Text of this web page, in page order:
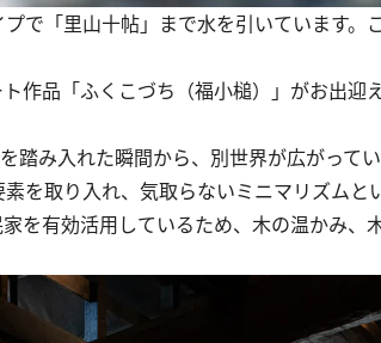
で「里山十帖」まで水を引いています。
作品「ふくこづち（福小槌）」がお出迎
み入れた瞬間から、別世界が広がって
を取り入れ、気取らないミニマリズムと
を有効活用しているため、木の温かみ、